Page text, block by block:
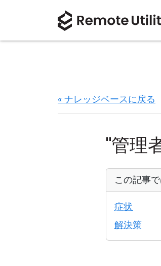
« ナレッジベースに戻る
"管理
この記事
症状
解決策